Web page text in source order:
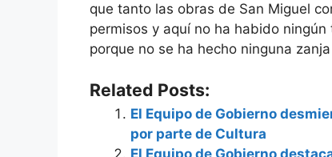
que tanto las obras de San Miguel
permisos y aquí no ha habido
porque no se ha hecho ninguna
Related Posts:
El Equipo de Gobierno
por parte de Cultura
El Equipo de Gobierno